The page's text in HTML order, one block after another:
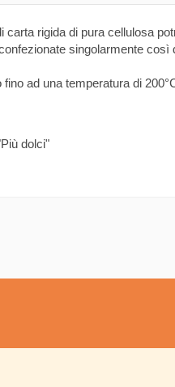
rigida di pura cellulosa
singolarmente
ad una temperatura di
dolci"